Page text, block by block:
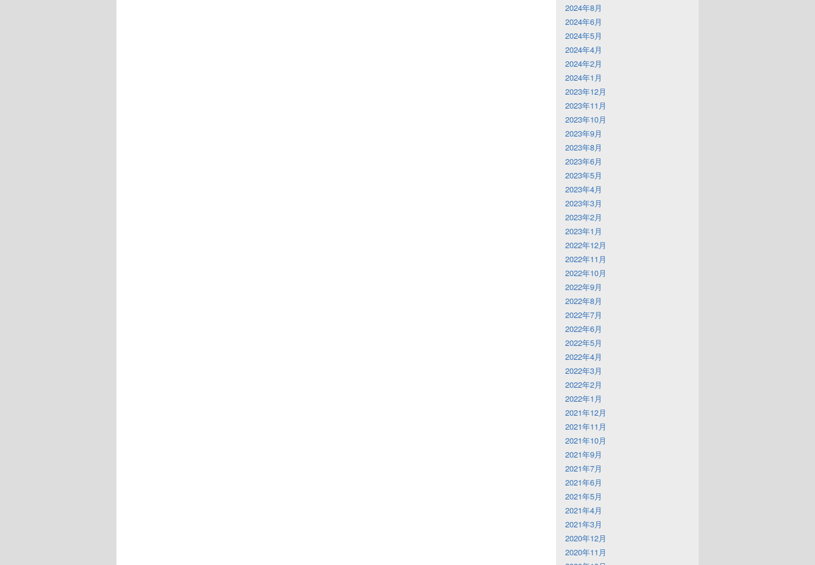
2024年8月
2024年6月
2024年5月
2024年4月
2024年2月
2024年1月
2023年12月
2023年11月
2023年10月
2023年9月
2023年8月
2023年6月
2023年5月
2023年4月
2023年3月
2023年2月
2023年1月
2022年12月
2022年11月
2022年10月
2022年9月
2022年8月
2022年7月
2022年6月
2022年5月
2022年4月
2022年3月
2022年2月
2022年1月
2021年12月
2021年11月
2021年10月
2021年9月
2021年7月
2021年6月
2021年5月
2021年4月
2021年3月
2020年12月
2020年11月